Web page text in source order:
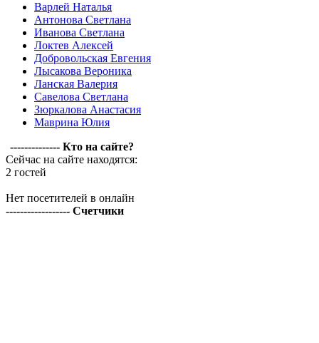
Варлей Наталья
Антонова Светлана
Иванова Светлана
Локтев Алексей
Добровольская Евгения
Лысакова Вероника
Ланская Валерия
Савелова Светлана
Зюркалова Анастасия
Маврина Юлия
-------------- Кто на сайте?
Сейчас на сайте находятся:
2 гостей
Нет посетителей в онлайн
------------------ Счетчики